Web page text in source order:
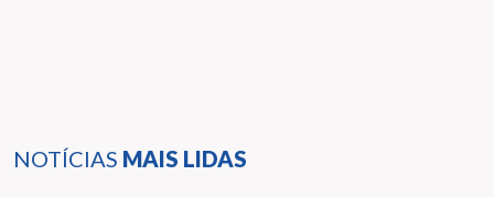
NOTÍCIAS MAIS LIDAS